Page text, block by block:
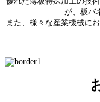
が、板バ
また、様々な産業機械に